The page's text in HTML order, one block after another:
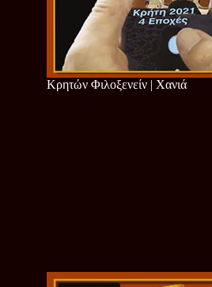
Κρητών Φιλοξενείν | Χανιά